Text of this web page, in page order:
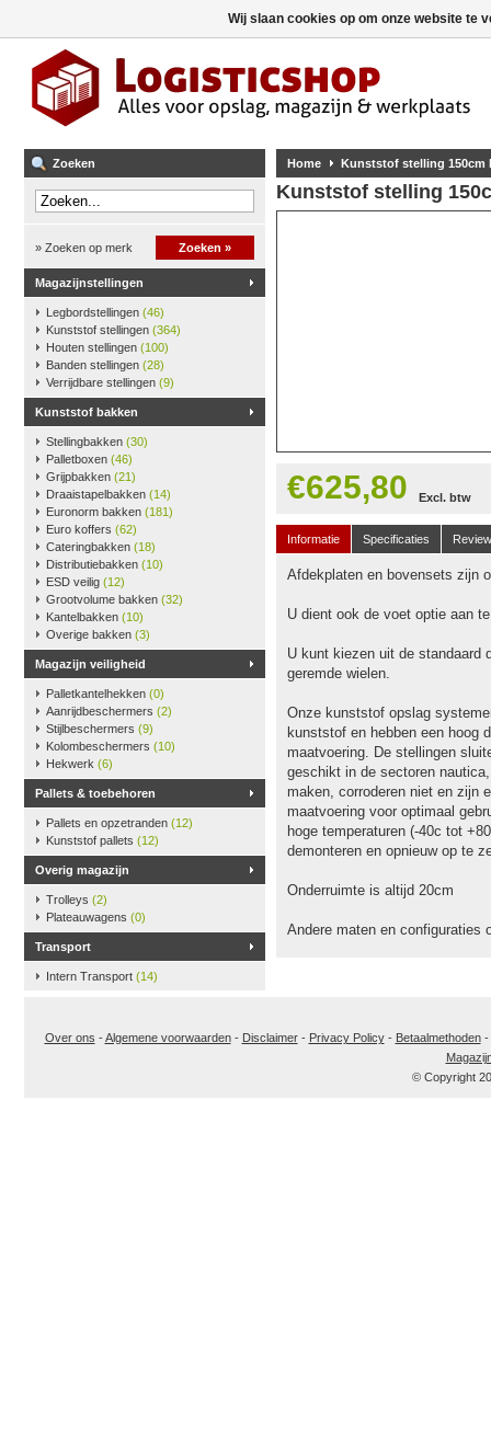
Zoeken
» Zoeken op merk Zoeken »
Magazijnstellingen
Legbordstellingen (46)
Kunststof stellingen (364)
Houten stellingen (100)
Banden stellingen (28)
Verrijdbare stellingen (9)
Kunststof bakken
Stellingbakken (30)
Palletboxen (46)
Grijpbakken (21)
Draaistapelbakken (14)
Euronorm bakken (181)
Euro koffers (62)
Cateringbakken (18)
Distributiebakken (10)
ESD veilig (12)
Grootvolume bakken (32)
Kantelbakken (10)
Overige bakken (3)
Magazijn veiligheid
Palletkantelhekken (0)
Aanrijdbeschermers (2)
Stijlbeschermers (9)
Kolombeschermers (10)
Hekwerk (6)
Pallets & toebehoren
Pallets en opzetranden (12)
Kunststof pallets (12)
Overig magazijn
Trolleys (2)
Plateauwagens (0)
Transport
Intern Transport (14)
Home Kunststof stelling 150cm
Kunststof stelling
€625,80 Excl. btw
Informatie Specificaties
Afdekplaten en bovensets zijn
U dient ook de voet optie aan
U kunt kiezen uit de standaard
geremde wielen.
Onze kunststof opslag
kunststof en hebben een hoog
maatvoering. De stellingen
geschikt in de sectoren
maken, corroderen niet en zijn
maatvoering voor optimaal
hoge temperaturen (-40c tot
demonteren en opnieuw op te
Onderruimte is altijd 20cm
Andere maten en configuraties
Over ons -Algemene voorwaarden- Disclaimer- Privacy Policy- Betaalmethoden-
© Copyright
Wij slaan cookies op om onze website te